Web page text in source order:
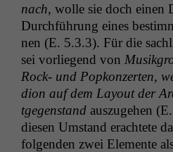
nach, wolle sie doch einen
Durch­führung eines
nen (E. 5.3.3). Für die
sei vor­liegend von
Rock- und Pop­konz­erten,
dion auf dem Lay­out der
t­ge­gen­stand auszuge­hen
diesen Umstand erachtete
fol­gen­den zwei Ele­mente